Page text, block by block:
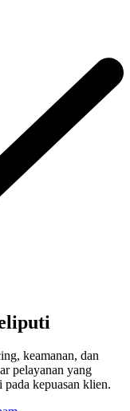
keamanan, dan
pelayanan yang
pada kepuasan klien.